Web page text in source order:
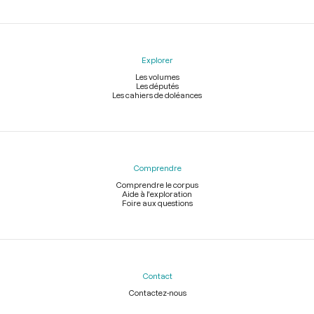
Explorer
Les volumes
Les députés
Les cahiers de doléances
Comprendre
Comprendre le corpus
Aide à l'exploration
Foire aux questions
Contact
Contactez-nous